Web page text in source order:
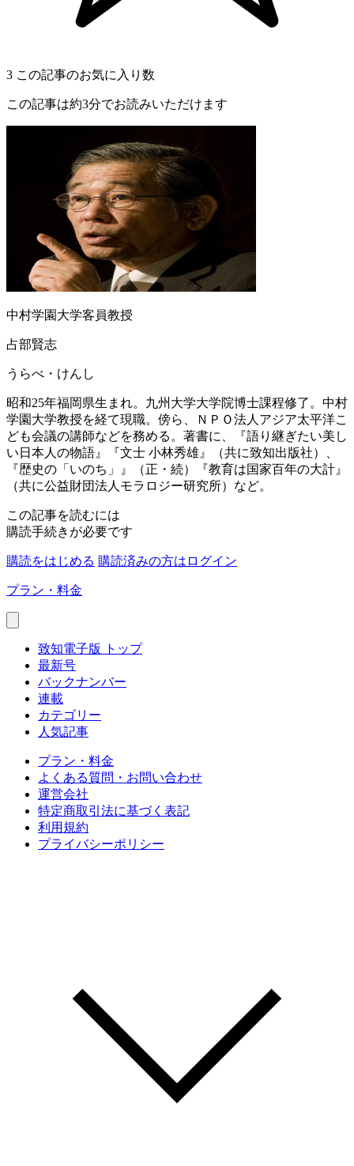
3 この記事のお気に入り数
この記事は約3分でお読みいただけます
中村学園大学客員教授
占部賢志
うらべ・けんし
昭和25年福岡県生まれ。九州大学大学院博士課程修了。中村
学園大学教授を経て現職。傍ら、ＮＰＯ法人アジア太平洋こ
ども会議の講師などを務める。著書に、『語り継ぎたい美し
い日本人の物語』『文士 小林秀雄』（共に致知出版社）、
『歴史の「いのち」』（正・続）『教育は国家百年の大計』
（共に公益財団法人モラロジー研究所）など。
この記事を読むには
購読手続きが必要です
購読をはじめる 購読済みの方はログイン
プラン・料金
致知電子版 トップ
最新号
バックナンバー
連載
カテゴリー
人気記事
プラン・料金
よくある質問・お問い合わせ
運営会社
特定商取引法に基づく表記
利用規約
プライバシーポリシー